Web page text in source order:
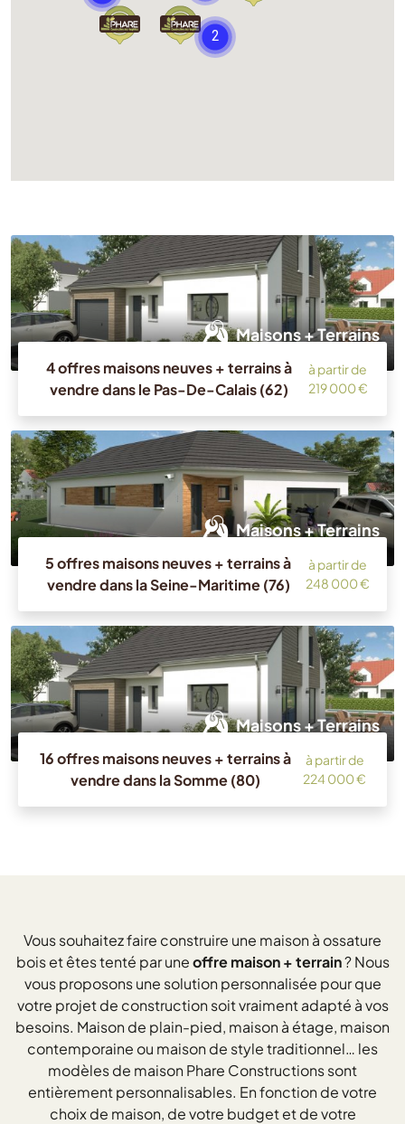
Maisons + Terrains
4 offres maisons neuves + terrains à
vendre dans le Pas-De-Calais (62)
à partir de
219 000 €
Maisons + Terrains
5 offres maisons neuves + terrains à
vendre dans la Seine-Maritime (76)
à partir de
248 000 €
Maisons + Terrains
16 offres maisons neuves + terrains à
vendre dans la Somme (80)
à partir de
224 000 €
Vous souhaitez faire construire une maison à ossature
bois et êtes tenté par uneoffre maison + terrain? Nous
vous proposons une solution personnalisée pour que
votre projet de construction soit vraiment adapté à vos
besoins. Maison de plain-pied, maison à étage, maison
contemporaine ou maison de style traditionnel… les
modèles de maison Phare Constructions sont
entièrement personnalisables. En fonction de votre
choix de maison, de votre budget et de votre